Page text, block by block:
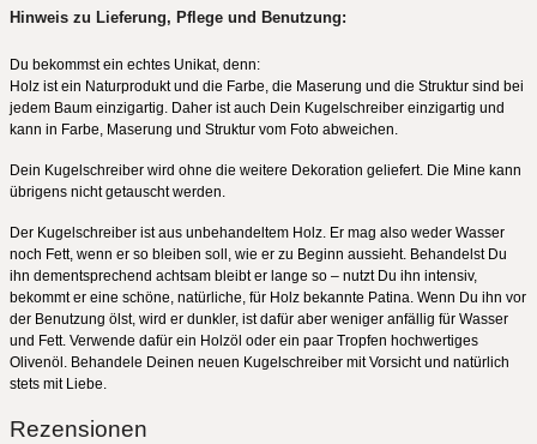
Hinweis zu Lieferung, Pflege und Benutzung:
Du bekommst ein echtes Unikat, denn:
Holz ist ein Naturprodukt und die Farbe, die Maserung und die Struktur sind bei
jedem Baum einzigartig. Daher ist auch Dein Kugelschreiber einzigartig und
kann in Farbe, Maserung und Struktur vom Foto abweichen.
Dein Kugelschreiber wird ohne die weitere Dekoration geliefert. Die Mine kann
übrigens nicht getauscht werden.
Der Kugelschreiber ist aus unbehandeltem Holz. Er mag also weder Wasser
noch Fett, wenn er so bleiben soll, wie er zu Beginn aussieht. Behandelst Du
ihn dementsprechend achtsam bleibt er lange so – nutzt Du ihn intensiv,
bekommt er eine schöne, natürliche, für Holz bekannte Patina. Wenn Du ihn vor
der Benutzung ölst, wird er dunkler, ist dafür aber weniger anfällig für Wasser
und Fett. Verwende dafür ein Holzöl oder ein paar Tropfen hochwertiges
Olivenöl. Behandele Deinen neuen Kugelschreiber mit Vorsicht und natürlich
stets mit Liebe.
Rezensionen